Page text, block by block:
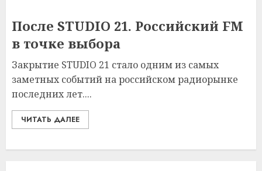
После STUDIO 21. Российский FM
в точке выбора
Закрытие STUDIO 21 стало одним из самых
заметных событий на российском радиорынке
последних лет....
ЧИТАТЬ ДАЛЕЕ